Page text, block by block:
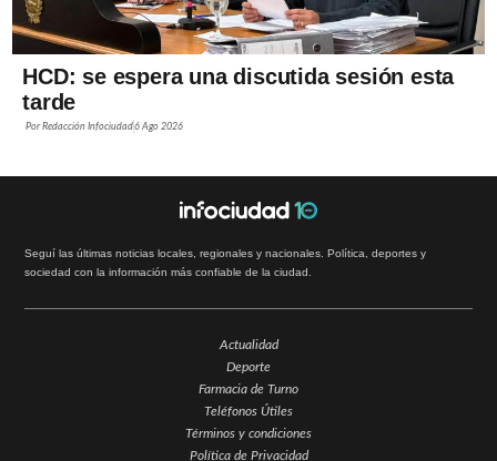
HCD: se espera una discutida sesión esta
tarde
PorRedacción Infociudad6 Ago 2026
Seguí las últimas noticias locales, regionales y nacionales. Política, deportes y
sociedad con la información más confiable de la ciudad.
Actualidad
Deporte
Farmacia de Turno
Teléfonos Útiles
Términos y condiciones
Política de Privacidad